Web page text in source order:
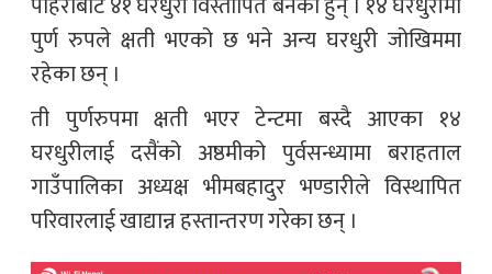
पुर्ण रुपले क्षती भएको छ भने अन्य घरधुरी जोखिममा
रहेका छन् ।
ती पुर्णरुपमा क्षती भएर टेन्टमा बस्दै आएका १४
घरधुरीलाई दसैंको अष्ठमीको पुर्वसन्ध्यामा बराहताल
गाउँपालिका अध्यक्ष भीमबहादुर भण्डारीले विस्थापित
परिवारलाई खाद्यान्न हस्तान्तरण गरेका छन् ।